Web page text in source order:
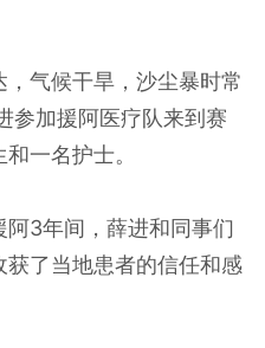
气候干旱，沙尘暴时常
参加援阿医疗队来到赛
一名护士。
3年间，薛进和同事们
了当地患者的信任和感